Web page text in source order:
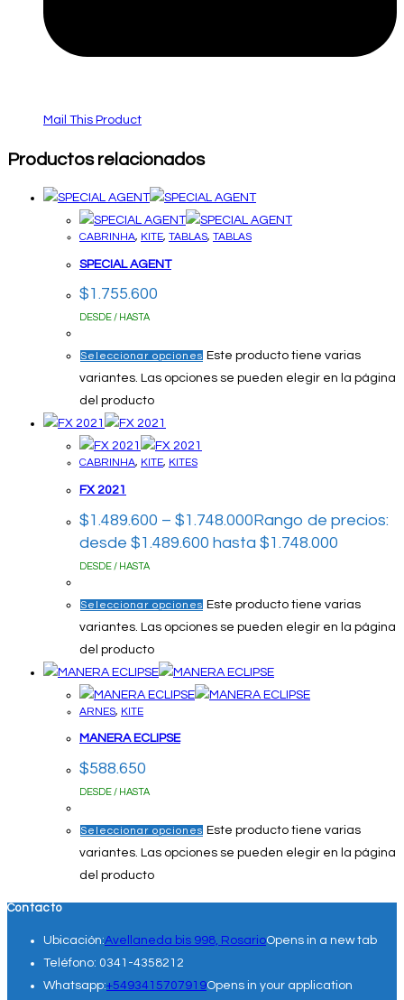
Mail This Product
Productos relacionados
CABRINHA, KITE, TABLAS, TABLAS
SPECIAL AGENT
$1.755.600
DESDE / HASTA
Seleccionar opciones Este producto tiene varias
variantes. Las opciones se pueden elegir en la página
del producto
CABRINHA, KITE, KITES
FX 2021
$1.489.600 – $1.748.000Rango de precios:
desde $1.489.600 hasta $1.748.000
DESDE / HASTA
Seleccionar opciones Este producto tiene varias
variantes. Las opciones se pueden elegir en la página
del producto
ARNES, KITE
MANERA ECLIPSE
$588.650
DESDE / HASTA
Seleccionar opciones Este producto tiene varias
variantes. Las opciones se pueden elegir en la página
del producto
Contacto
Ubicación:Avellaneda bis 998, RosarioOpens in a new tab
Teléfono: 0341-4358212
Whatsapp:+5493415707919Opens in your application